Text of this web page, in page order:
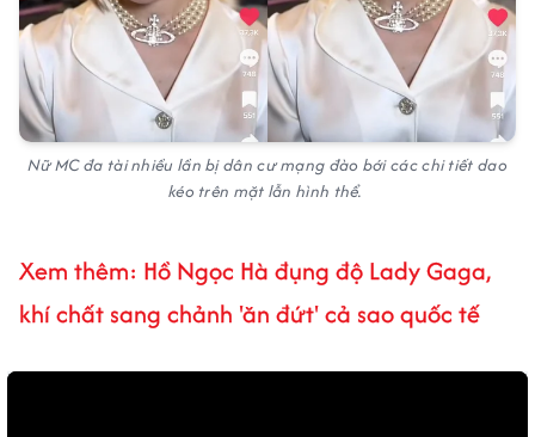
Nữ MC đa tài nhiều lần bị dân cư mạng đào bới các chi tiết dao
kéo trên mặt lẫn hình thể.
Xem thêm: Hồ Ngọc Hà đụng độ Lady Gaga,
khí chất sang chảnh 'ăn đứt' cả sao quốc tế